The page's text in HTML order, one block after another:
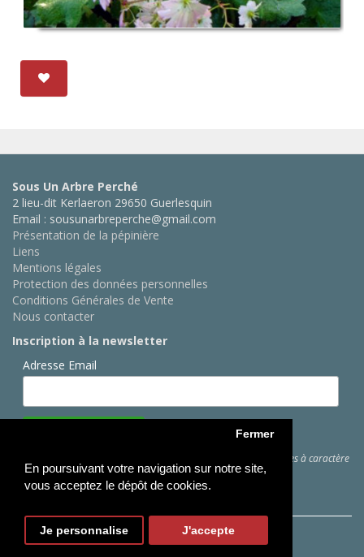
En poursuivant votre navigation sur notre site,
vous acceptez le dépôt de cookies.
Fermer
Je personnalise J'accepte
Sous Un Arbre Perché
2 lieu-dit Kerlaeron 29650 Guerlesquin
Email : sousunarbreperche@gmail.com
Présentation de la pépinière
Liens
Mentions légales
Protection des données personnelles
Conditions Générales de Vente
Nous contacter
Inscription à la newsletter
Adresse Email
pour des informations sur les traitements de données à caractère
personnel
Copyright © Sous Un Arbre Perché